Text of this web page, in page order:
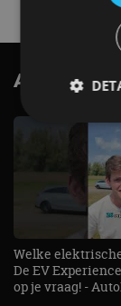
Welke
De EV
op je vraag! -
Strikt
Strikt
website
strikt